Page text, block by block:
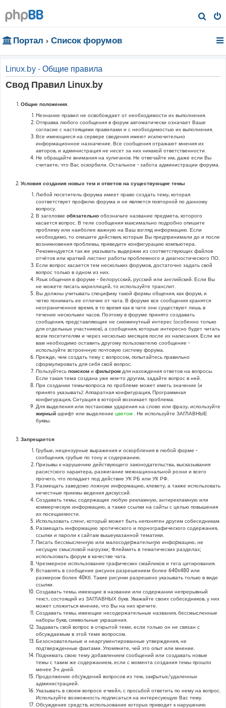
о
Портал Список форумов
Linux.by - Общие правила
Свод Правил Linux.by
Общие положения.
Hезнание правил не освобождает от необходимости их выполнения.
Отправка любого сообщения в форум автоматически означает Ваше
согласие с настоящими правилами и с необходимостью их выполнения.
Все имеющиеся на сервере сведения имеют исключительно
информационное назначение. Все сообщения отражают мнения их
авторов, и администрация не несет за них никакой ответственности.
Не обращайте внимания на хулиганов. Не отвечайте им, даже если Вы
считаете, что Вас оскорбили. Остальное - забота администрации форума.
Условия создания новых тем и ответов на существующие темы
Любой посетитель форума имеет право создать тему, которая
соответствует профилю форума и не является повторной по данному
вопросу.
В заголовке обязательно обозначьте название предмета, которого
касается вопрос. В теле сообщения максимально подробно опишите
проблему или наиболее важную на Ваш взгляд информацию. Если
необходимо, то опишите действия, которые Вы предпринимали до и после
возникновения проблемы, приведите конфигурацию компьютера.
Рекомендуется так же указывать выдержки из соответствующих файлов
отчётов или краткий листинг работы проблемного и диагностического ПО.
Если вопрос касается тем нескольких форумов, достаточно задать свой
вопрос только в одном из них.
Язык общения в форуме - белорусский, русский или английский. Если Вы
не можете писать кириллицей, то используйте транслит.
Вы должны учитывать специфику такой формы общения, как форум, и
четко понимать ее отличие от чата. В форуме все сообщения хранятся
неограниченное время, в то время как в чате они существуют лишь в
течение нескольких часов. Поэтому в форуме принято создавать
сообщения, представляющие не сиюминутный интерес (особенно только
для отдельных участников), а сообщения, которые интересно будет читать
всем посетителям и через несколько месяцев после их написания. Если же
вам необходимо оставить другому пользователю сообщение -
используйте встроенную почтовую систему форума.
Прежде, чем создать тему с вопросом, попытайтесь правильно
сформулировать для себя свой вопрос.
Пользуйтесь поиском и фильтром для нахождения ответов на вопросы.
Если такая тема создана уже кем-то другим, задайте вопрос в ней.
При создании темы-вопроса по проблеме может иметь значение (и
принято указывать): Аппаратная конфигурация, Программная
конфигурация, Ситуация в которой возникает проблема.
Для выделения или постановки ударения на слово или фразу, используйте
жирный шрифт или выделение цветом . Не используйте ЗАГЛАВНЫЕ
буквы.
Запрещается
Грубые, нецензурные выражения и оскорбления в любой форме -
сообщения, грубые по тону и содержанию.
Призывы к нарушению действующего законодательства, высказывания
расистского характера, разжигание межнациональной розни и всего
прочего, что попадает под действие УК РБ или УК РФ.
Размещать заведомо ложную информацию, клевету, а также использовать
нечестные приемы ведения дискуссий.
Создавать темы, содержащие любую рекламную, антирекламную или
коммерческую информацию, а также ссылки на сайты с целью повышения
их посещаемости.
Использовать сленг, который может быть непонятен другим собеседникам.
Размещать информацию эротического и порнографического содержания,
ссылки и пароли к сайтам вышеуказанной тематики.
Писать бессмысленнyю или малосодеpжательнyю инфоpмацию, не
несущую смысловой нагрузки; Флеймить в тематических разделах;
использовать форум в качестве чата.
Чрезмерное использование графических смайликов и тега цитирования.
Вставлять в сообщение рисунок разрешением более 640x480 или
размером более 40Кб. Такие рисунки разрешено указывать только в виде
ссылки.
Создавать темы, имеющие в названии или содержании непрерывный
текст, состоящий из ЗАГЛАВНЫХ букв. Уважайте своих собеседников, у них
может сложиться мнение, что Вы на них кричите.
Создавать темы, имеющие несодержательные названия, бессмысленные
наборы букв, символьные украшения.
Задавать свой вопрос в открытой теме, если только он не связан с
обсуждаемым в этой теме вопросом.
Безосновательные и неаргументированные утверждения, не
подтвержденные фактами. Упомяните, чей это опыт или мнение.
Поднимать свою тему добавлением сообщений или создавать новые
темы с таким же содержанием, если с момента создания темы прошло
менее 3-х дней.
Продолжение обсyждений вопросов из тем, закpытых/удаленных
администрацией.
Указывать в своем вопросе е-мейл, с просьбой ответить по нему на вопрос.
Используйте возможность подписаться на интересующую Вас тему.
Обсуждение средств, использование которых приводит к нарушению